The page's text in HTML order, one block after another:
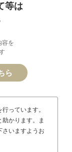
等は
容を
ら
っています。
かります。ま
さいますようお